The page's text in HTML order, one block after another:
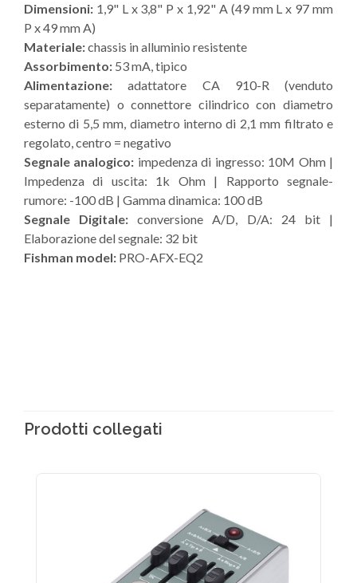
Dimensioni: 1,9" L x 3,8" P x 1,92" A (49 mm L x 97 mm
P x 49 mm A)
Materiale:chassis in alluminio resistente
Assorbimento: 53 mA, tipico
Alimentazione: adattatore CA 910-R (venduto
separatamente) o connettore cilindrico con diametro
esterno di 5,5 mm, diametro interno di 2,1 mm filtrato e
regolato, centro = negativo
Segnale analogico: impedenza di ingresso: 10M Ohm |
Impedenza di uscita: 1k Ohm | Rapporto segnale-
rumore: -100 dB | Gamma dinamica: 100 dB
Segnale Digitale: conversione A/D, D/A: 24 bit |
Elaborazione del segnale: 32 bit
Fishman model: PRO-AFX-EQ2
Prodotti collegati